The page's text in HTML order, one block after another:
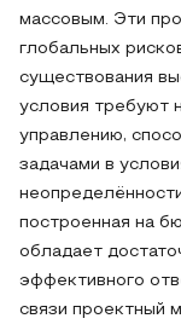
массовым. Эти
глобальных
существования
условия требуют
управлению,
задачами в
построенная на
обладает
эффективного
связи проектный